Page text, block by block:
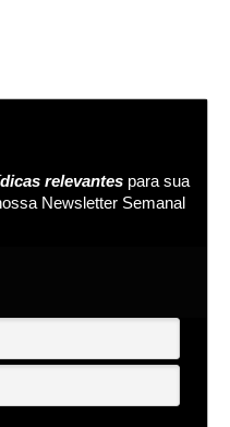
relevantes para sua
Newsletter Semanal